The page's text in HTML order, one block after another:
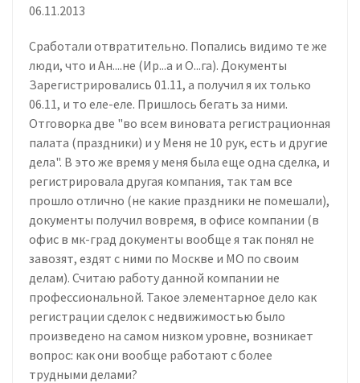
06.11.2013
Сработали отвратительно. Попались видимо те же
люди, что и Ан....не (Ир...а и О...га). Документы
Зарегистрировались 01.11, а получил я их только
06.11, и то еле-еле. Пришлось бегать за ними.
Отговорка две "во всем виновата регистрационная
палата (праздники) и у Меня не 10 рук, есть и другие
дела". В это же время у меня была еще одна сделка, и
регистрировала другая компания, так там все
прошло отлично (не какие праздники не помешали),
документы получил вовремя, в офисе компании (в
офис в мк-град документы вообще я так понял не
завозят, ездят с ними по Москве и МО по своим
делам). Считаю работу данной компании не
профессиональной. Такое элементарное дело как
регистрации сделок с недвижимостью было
произведено на самом низком уровне, возникает
вопрос: как они вообще работают с более
трудными делами?